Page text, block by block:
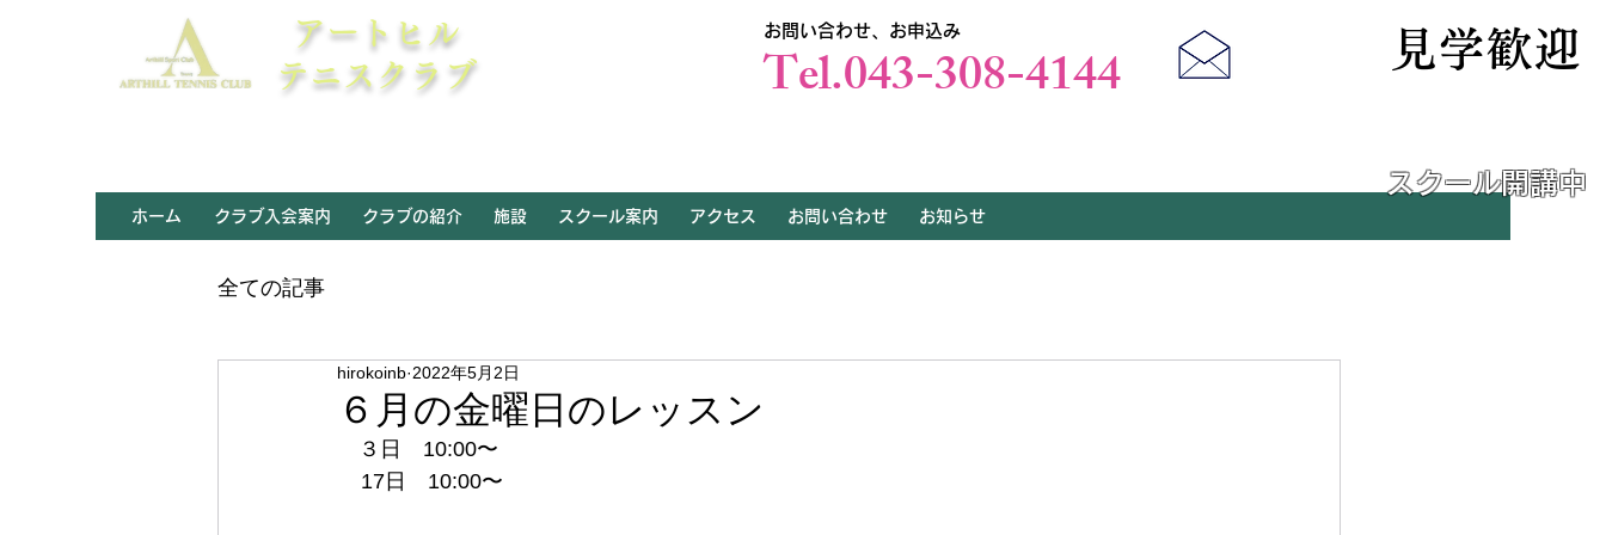
見学歓迎
スクール開講中
アートヒル
テニスクラブ
お問い合わせ、お申込み
Tel.043-308-4144
ホーム クラブ入会案内 クラブの紹介 施設 スクール案内 アクセス お問い合わせ お知らせ
全ての記事
６月の金曜日のレッスン
hirokoinb 2022年5月2日
３日　10:00〜
    17日　10:00〜